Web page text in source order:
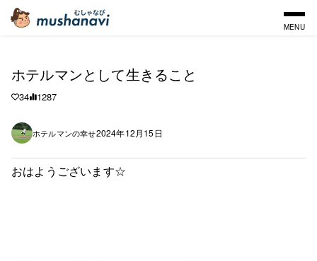
MENU
ホテルマンとして生きること
34 1287
ホテルマンの幸せ2024年12月15日
おはようございます☆